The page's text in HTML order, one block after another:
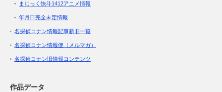
まじっく快斗1412アニメ情報
年月日完全未定情報
名探偵コナン情報記事新旧一覧
名探偵コナン情報便（メルマガ）
名探偵コナン旧情報コンテンツ
作品データ